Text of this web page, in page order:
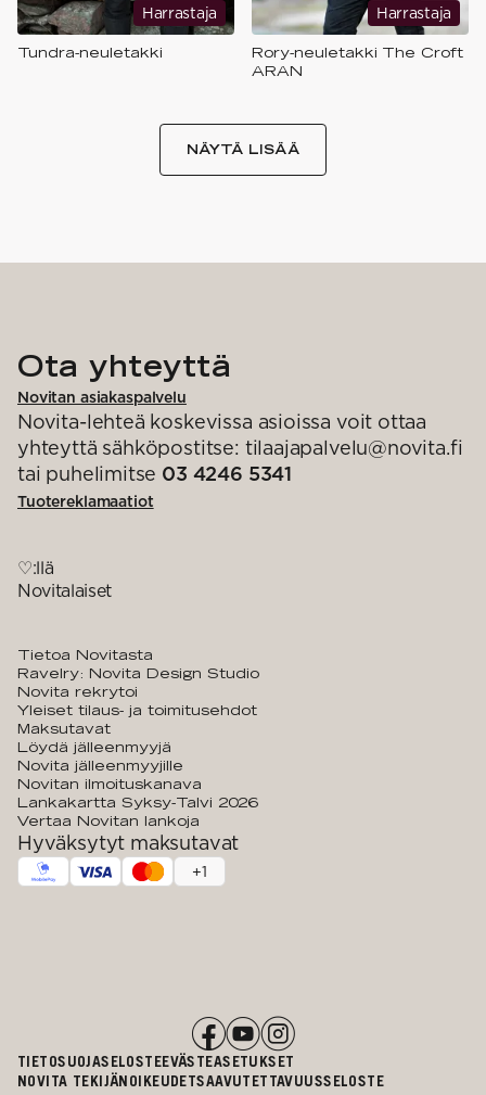
Harrastaja
Tundra-neuletakki
Harrastaja
Rory-neuletakki The Croft
ARAN
NÄYTÄ LISÄÄ
Ota yhteyttä
Novitan asiakaspalvelu
Novita-lehteä koskevissa asioissa voit ottaa
yhteyttä sähköpostitse: tilaajapalvelu@novita.fi
tai puhelimitse 03 4246 5341
Tuotereklamaatiot
♡:llä
Novitalaiset
Tietoa Novitasta
Ravelry: Novita Design Studio
Novita rekrytoi
Yleiset tilaus- ja toimitusehdot
Maksutavat
Löydä jälleenmyyjä
Novita jälleenmyyjille
Novitan ilmoituskanava
Lankakartta Syksy-Talvi 2026
Vertaa Novitan lankoja
Hyväksytyt maksutavat
+1
TIETOSUOJASELOSTEEVÄSTEASETUKSET
NOVITA TEKIJÄNOIKEUDETSAAVUTETTAVUUSSELOSTE